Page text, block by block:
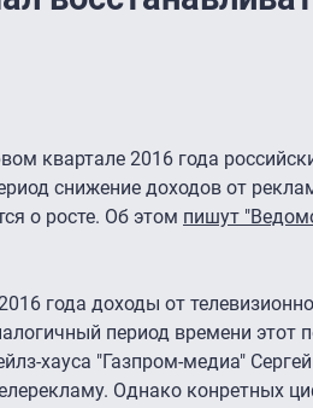
квартале 2016 года
снижение доходов от
о росте. Об этом пишут
года доходы от
период времени этот
хауса "Газпром-медиа"
Однако конретных